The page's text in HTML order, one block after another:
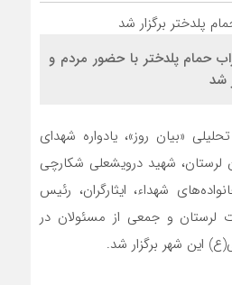
حمام پلدختر با حضور مردم و
شد
«بیان روز»، یادواره شهدای
شهید درویشعلی شکارچی
شهداء، ایثارگران، رئیس
لرستان و جمعی از مسئولان در
این شهر برگزار شد.